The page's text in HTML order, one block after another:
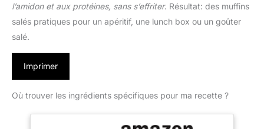
l’amidon et aux protéines, sans s’effriter. Résultat: des muffins
salés pratiques pour un apéritif, une lunch box ou un goûter
salé.
Imprimer
Où trouver les ingrédients spécifiques pour ma recette ?